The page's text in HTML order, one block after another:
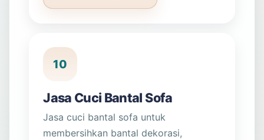
10
Jasa Cuci Bantal Sofa
Jasa cuci bantal sofa untuk
membersihkan bantal dekorasi,